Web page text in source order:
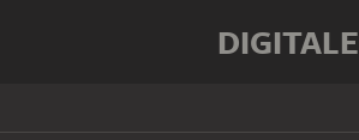
DIGITALE